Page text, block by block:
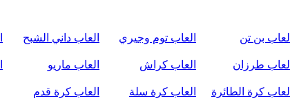
العاب بن تن العاب توم وجيري العاب داني الشبح
العاب طرزان العاب كراش العاب ماريو
العاب كرة الطائرة العاب كرة سلة العاب كرة قدم